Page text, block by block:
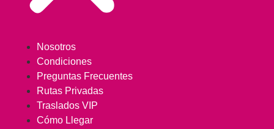
Nosotros
Condiciones
Preguntas Frecuentes
Rutas Privadas
Traslados VIP
Cómo Llegar